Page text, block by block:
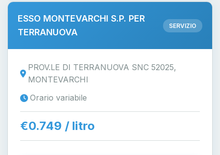
ESSO MONTEVARCHI S.P. PER
TERRANUOVA
SERVIZIO
PROV.LE DI TERRANUOVA SNC 52025,
MONTEVARCHI
Orario variabile
€0.749 / litro